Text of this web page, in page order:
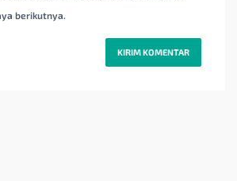
berikutnya.